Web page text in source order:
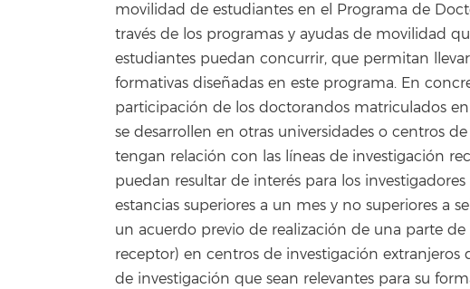
movilidad de estudiantes en el Programa de
través de los programas y ayudas de movilidad
estudiantes puedan concurrir, que permitan
formativas diseñadas en este programa. En
participación de los doctorandos matriculados
se desarrollen en otras universidades o centros
tengan relación con las líneas de investigación
puedan resultar de interés para los
estancias superiores a un mes y no superiores a
un acuerdo previo de realización de una parte
receptor) en centros de investigación
de investigación que sean relevantes para su